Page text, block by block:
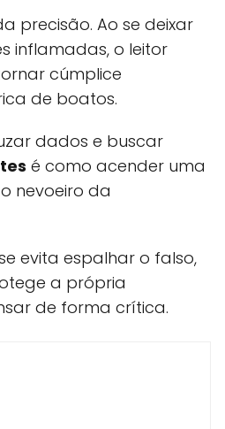
precisão. Ao se deixar
inflamadas, o leitor
cúmplice
de boatos.
dados e buscar
é como acender uma
nevoeiro da
evita espalhar o falso,
a própria
de forma crítica.